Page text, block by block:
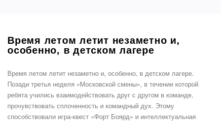
Время летом летит незаметно и,
особенно, в детском лагере
Время летом летит незаметно и, особенно, в детском лагере.
Позади третья неделя «Московской смены», в течении которой
ребята учились взаимодействовать друг с другом в команде,
прочувствовать сплоченность и командный дух. Этому
способствовали игра-квест «Форт Боярд» и интеллектуальная